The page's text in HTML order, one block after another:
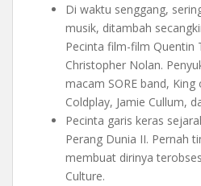
Di waktu senggang,
musik, ditambah
Pecinta film-film Quentin
Christopher Nolan.
macam SORE band, King
Coldplay, Jamie Cullum,
Pecinta garis keras
Perang Dunia II. Pernah
membuat dirinya
Culture.